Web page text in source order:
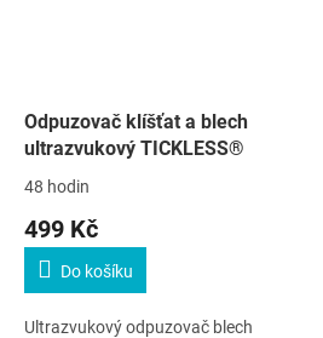
Odpuzovač klíšťat a blech
ultrazvukový TICKLESS®
48 hodin
499 Kč
Do košíku
Ultrazvukový odpuzovač blech